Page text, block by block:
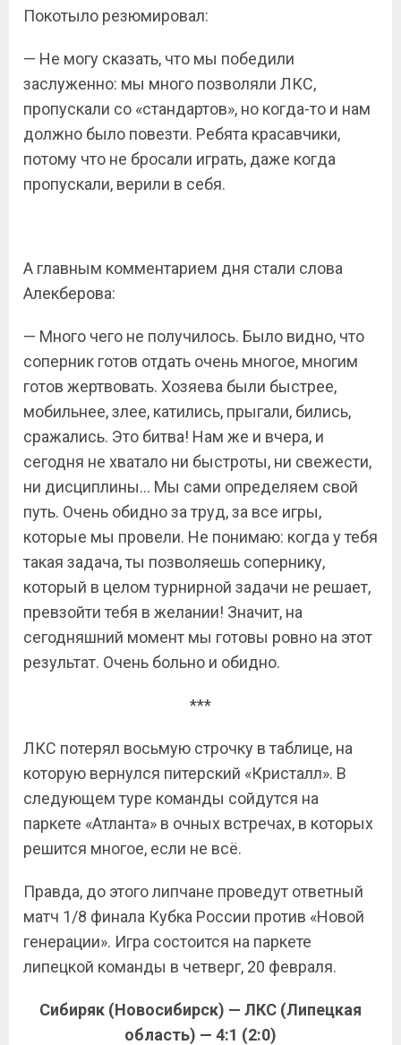
Покотыло резюмировал:
— Не могу сказать, что мы победили
заслуженно: мы много позволяли ЛКС,
пропускали со «стандартов», но когда-то и нам
должно было повезти. Ребята красавчики,
потому что не бросали играть, даже когда
пропускали, верили в себя.
А главным комментарием дня стали слова
Алекберова:
— Много чего не получилось. Было видно, что
соперник готов отдать очень многое, многим
готов жертвовать. Хозяева были быстрее,
мобильнее, злее, катились, прыгали, бились,
сражались. Это битва! Нам же и вчера, и
сегодня не хватало ни быстроты, ни свежести,
ни дисциплины… Мы сами определяем свой
путь. Очень обидно за труд, за все игры,
которые мы провели. Не понимаю: когда у тебя
такая задача, ты позволяешь сопернику,
который в целом турнирной задачи не решает,
превзойти тебя в желании! Значит, на
сегодняшний момент мы готовы ровно на этот
результат. Очень больно и обидно.
***
ЛКС потерял восьмую строчку в таблице, на
которую вернулся питерский «Кристалл». В
следующем туре команды сойдутся на
паркете «Атланта» в очных встречах, в которых
решится многое, если не всё.
Правда, до этого липчане проведут ответный
матч 1/8 финала Кубка России против «Новой
генерации». Игра состоится на паркете
липецкой команды в четверг, 20 февраля.
Сибиряк (Новосибирск) — ЛКС (Липецкая
область) — 4:1 (2:0)